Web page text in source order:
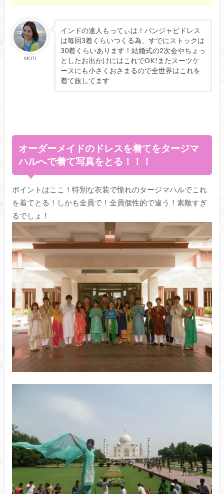
MOTI
インドの達人もってぃは！パンジャビドレス
は毎回3着くらいつくる為、すでにストックは
30着くらいあります！結婚式の2次会やちょっ
としたお出かけにはこれでOK!またスーツケ
ースにも小さくおさまるので全世界はこれを
着て旅してます
オーダーメイドのドレスを着てをタージマ
ハルへで着て写真をとる！！！
ポイントはここ！特別な衣装で憧れのタージマハルでこれ
を着てとる！しかも全員で！全員個性的で違う！素敵すぎ
るでしょ！